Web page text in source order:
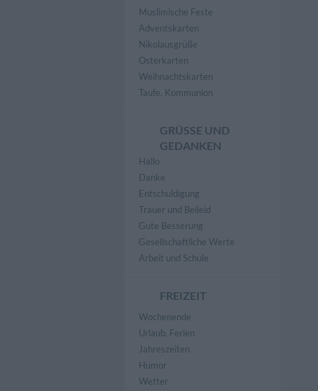
Muslimische Feste
Adventskarten
Nikolausgrüße
Osterkarten
Weihnachtskarten
Taufe, Kommunion
GRÜSSE UND G
EDANKEN
Hallo
Danke
Entschuldigung
Trauer und Beileid
Gute Besserung
Gesellschaftliche Werte
Arbeit und Schule
FREIZEIT
Wochenende
Urlaub, Ferien
Jahreszeiten
Humor
Wetter